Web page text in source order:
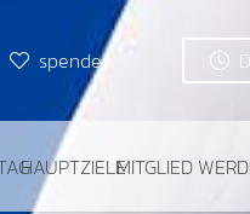
spenden
HAUPTZIELEMITGLIED